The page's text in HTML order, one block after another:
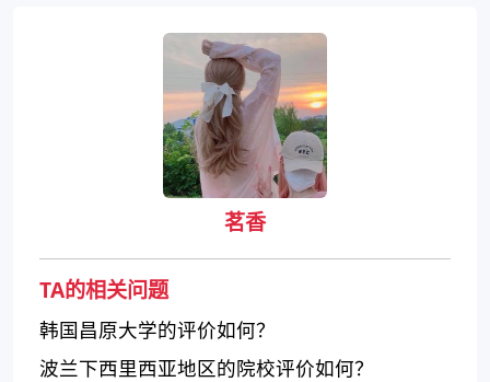
茗香
TA的相关问题
韩国昌原大学的评价如何？
波兰下西里西亚地区的院校评价如何？